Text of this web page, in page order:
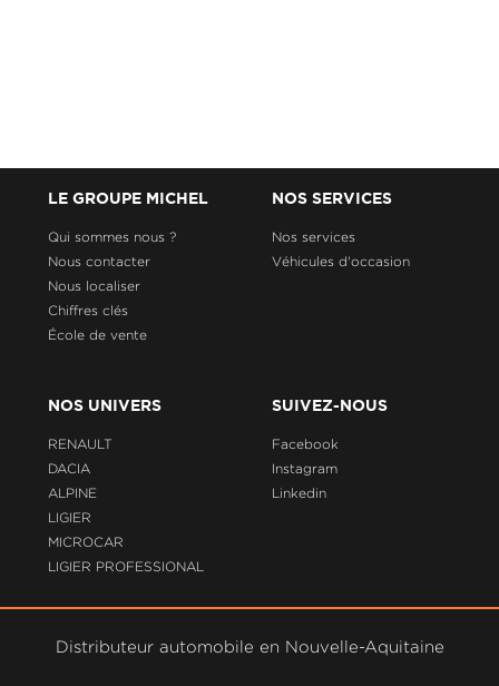
LE GROUPE MICHEL
Qui sommes nous ?
Nous contacter
Nous localiser
Chiffres clés
École de vente
NOS SERVICES
Nos services
Véhicules d'occasion
NOS UNIVERS
RENAULT
DACIA
ALPINE
LIGIER
MICROCAR
LIGIER PROFESSIONAL
SUIVEZ-NOUS
Facebook
Instagram
Linkedin
Distributeur automobile en Nouvelle-Aquitaine